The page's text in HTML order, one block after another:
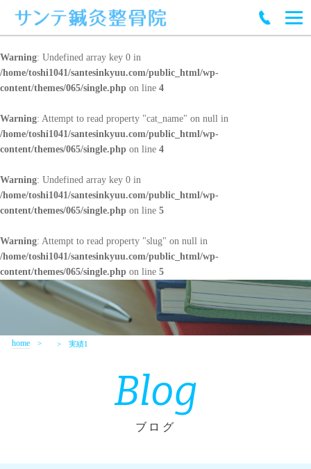
Warning: Undefined array key 0 in
/home/toshi1041/santesinkyuu.com/public_html/wp-
content/themes/065/single.php on line 4
Warning: Attempt to read property "cat_name" on null in
/home/toshi1041/santesinkyuu.com/public_html/wp-
content/themes/065/single.php on line 4
Warning: Undefined array key 0 in
/home/toshi1041/santesinkyuu.com/public_html/wp-
content/themes/065/single.php on line 5
Warning: Attempt to read property "slug" on null in
/home/toshi1041/santesinkyuu.com/public_html/wp-
content/themes/065/single.php on line 5
home 実績1
Blog
ブログ